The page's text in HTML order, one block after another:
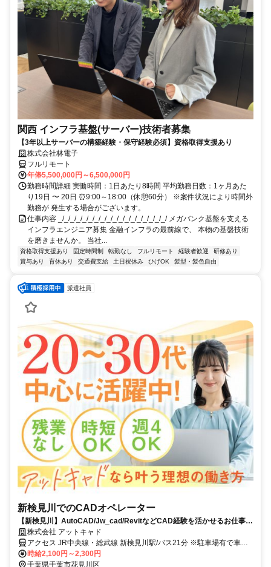
関西 インフラ基盤(サーバー)技術者募集
【3年以上サーバーの構築経験・保守経験必須】資格取得支援あり
株式会社林電子
フルリモート
年俸5,500,000円～6,500,000円
勤務時間詳細 実働時間：1日あたり8時間 平均勤務日数：1ヶ月あた
り19日 〜 20日 ⏰9:00～18:00（休憩60分） ※案件状況により時間外
勤務が 発生する場合がございます。
仕事内容 _/_/_/_/_/_/_/_/_/_/_/_/_/_/_/_/_/_/ メガバンク基盤を支える
インフラエンジニア募集 金融インフラの最前線で、 本物の基盤技術
を磨きませんか。 当社...
資格取得支援あり 固定時間制 転勤なし フルリモート 経験者歓迎
研修あり
賞与あり
育休あり 交通費支給 土日祝休み ひげOK 髪型・髪色自由
派遣社員
新検見川でのCADオペレーター
【新検見川】AutoCAD/Jw_cad/RevitなどCAD経験を活かせるお仕事を
ご紹介！
株式会社 アットキャド
アクセス JR中央線・総武線 新検見川駅/バス21分 ※駐車場有で車通
勤可
時給2,100円～2,300円
千葉県千葉市花見川区